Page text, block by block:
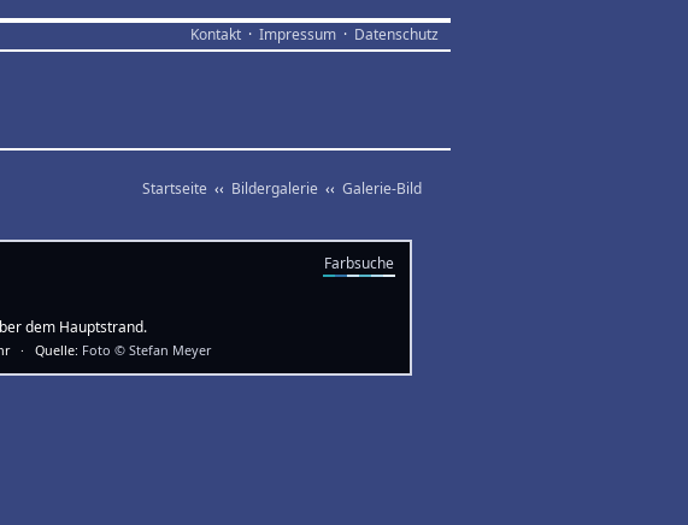
Kontakt · Impressum · Datenschutz
Startseite ‹‹ Bildergalerie ‹‹ Galerie-Bild
Farbsuche
dem Hauptstrand.
· Quelle: Foto © Stefan Meyer